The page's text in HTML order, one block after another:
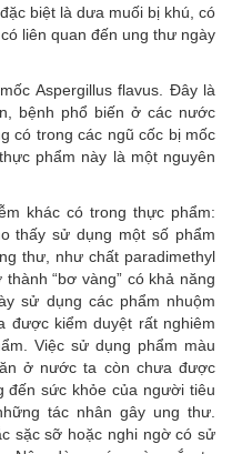
biệt là dưa muối bị khú, có
liên quan đến ung thư ngày
Aspergillus flavus. Đây là
bệnh phổ biến ở các nước
có trong các ngũ cốc bị mốc
phẩm này là một nguyên
khác có trong thực phẩm:
thấy sử dụng một số phẩm
thư, như chất paradimethyl
“bơ vàng” có khả năng
sử dụng các phẩm nhuộm
được kiểm duyệt rất nghiêm
Việc sử dụng phẩm màu
ở nước ta còn chưa được
đến sức khỏe của người tiêu
tác nhân gây ung thư.
sặc sỡ hoặc nghi ngờ có sử